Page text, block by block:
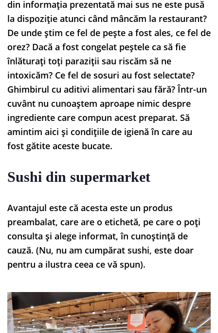
din informația prezentată mai sus ne este pusă
la dispoziție atunci când mâncăm la restaurant?
De unde știm ce fel de pește a fost ales, ce fel de
orez? Dacă a fost congelat peștele ca să fie
înlăturați toți paraziții sau riscăm să ne
intoxicăm? Ce fel de sosuri au fost selectate?
Ghimbirul cu aditivi alimentari sau fără? Într-un
cuvânt nu cunoaștem aproape nimic despre
ingrediente care compun acest preparat. Să
amintim aici și condițiile de igienă în care au
fost gătite aceste bucate.
Sushi din supermarket
Avantajul este că acesta este un produs
preambalat, care are o etichetă, pe care o poți
consulta și alege informat, în cunoștință de
cauză. (Nu, nu am cumpărat sushi, este doar
pentru a ilustra ceea ce vă spun).